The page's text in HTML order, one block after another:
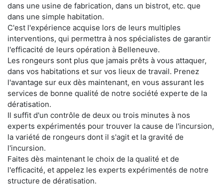
dans une usine de fabrication, dans un bistrot, etc. que
dans une simple habitation.
C'est l'expérience acquise lors de leurs multiples
interventions, qui permettra à nos spécialistes de garantir
l'efficacité de leurs opération à Belleneuve.
Les rongeurs sont plus que jamais prêts à vous attaquer,
dans vos habitations et sur vos lieux de travail. Prenez
l'avantage sur eux dès maintenant, en vous assurant les
services de bonne qualité de notre société experte de la
dératisation.
Il suffit d'un contrôle de deux ou trois minutes à nos
experts expérimentés pour trouver la cause de l'incursion,
la variété de rongeurs dont il s'agit et la gravité de
l'incursion.
Faites dès maintenant le choix de la qualité et de
l'efficacité, et appelez les experts expérimentés de notre
structure de dératisation.